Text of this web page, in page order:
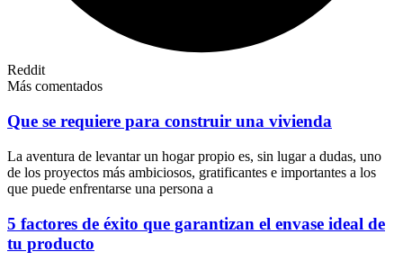
Reddit
Más comentados
Que se requiere para construir una vivienda
La aventura de levantar un hogar propio es, sin lugar a dudas, uno
de los proyectos más ambiciosos, gratificantes e importantes a los
que puede enfrentarse una persona a
5 factores de éxito que garantizan el envase ideal de
tu producto